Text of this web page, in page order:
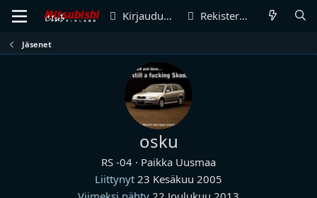
Kirjaudu sisään Rekisteröidy
Jäsenet
osku
RS -04 · Paikka Uusmaa
Liittynyt 23 Kesäkuu 2005